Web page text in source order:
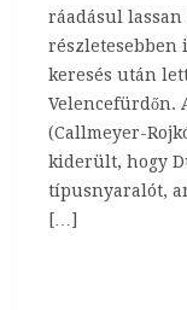
ráadásul
részletesebben
keresés után
Velencefürdőn.
(Callmeyer-
kiderült, hogy
típusnyaralót,
[…]